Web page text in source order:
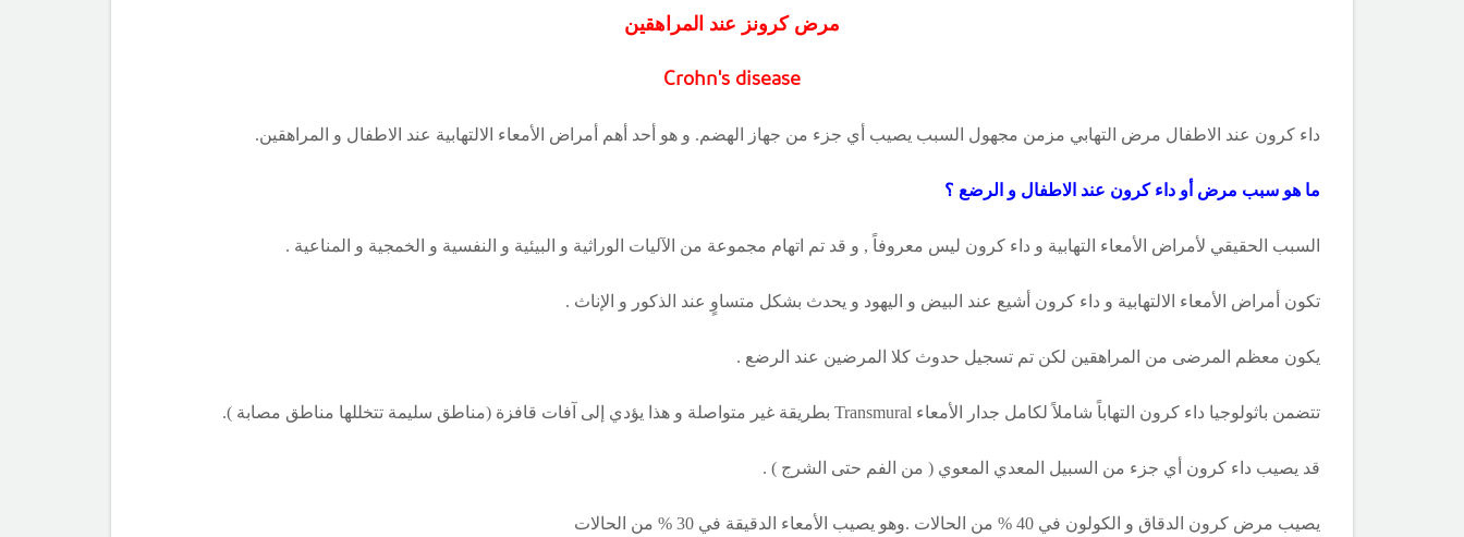
مرض كرونز عند المراهقين
Crohn's disease
داء كرون عند الاطفال مرض التهابي مزمن مجهول السبب يصيب أي جزء من جهاز الهضم. و هو أحد أهم أمراض الأمعاء الالتهابية عند الاطفال و المراهقين.
ما هو سبب مرض أو داء كرون عند الاطفال و الرضع ؟
السبب الحقيقي لأمراض الأمعاء التهابية و داء كرون ليس معروفاً , و قد تم اتهام مجموعة من الآليات الوراثية و البيئية و النفسية و الخمجية و المناعية .
تكون أمراض الأمعاء الالتهابية و داء كرون أشيع عند البيض و اليهود و يحدث بشكل متساوٍ عند الذكور و الإناث .
يكون معظم المرضى من المراهقين لكن تم تسجيل حدوث كلا المرضين عند الرضع .
تتضمن باثولوجيا داء كرون التهاباً شاملاً لكامل جدار الأمعاء Transmural بطريقة غير متواصلة و هذا يؤدي إلى آفات قافزة (مناطق سليمة تتخللها مناطق مصابة ).
قد يصيب داء كرون أي جزء من السبيل المعدي المعوي ( من الفم حتى الشرج ) .
يصيب مرض كرون الدقاق و الكولون في 40 % من الحالات .وهو يصيب الأمعاء الدقيقة في 30 % من الحالات